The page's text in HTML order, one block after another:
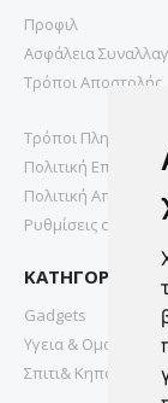
Προφιλ
Ασφάλεια
Τρόποι Αποστολής
Τρόποι Πληρωμής
Πολιτική
Πολιτική
Ρυθμίσεις cookies
ΚΑΤΗΓΟΡΙΕΣ
Gadgets
Υγεια & Ομορφια
Σπιτι& Κηπος